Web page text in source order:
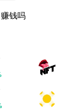
钱吗